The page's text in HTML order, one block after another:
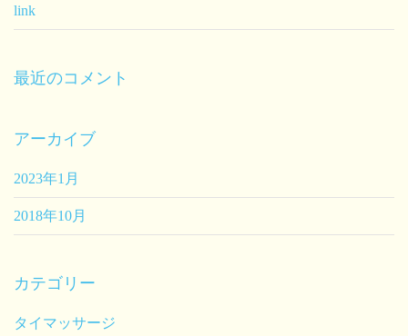
link
最近のコメント
アーカイブ
2023年1月
2018年10月
カテゴリー
タイマッサージ